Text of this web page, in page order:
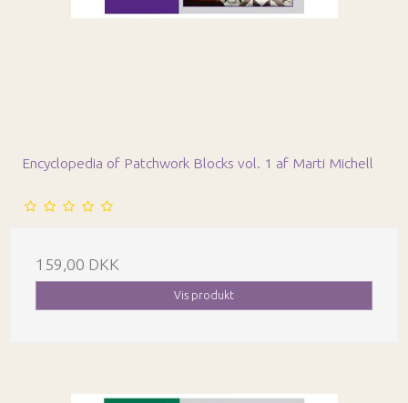
Encyclopedia of Patchwork Blocks vol. 1 af Marti Michell
159,00 DKK
Vis produkt